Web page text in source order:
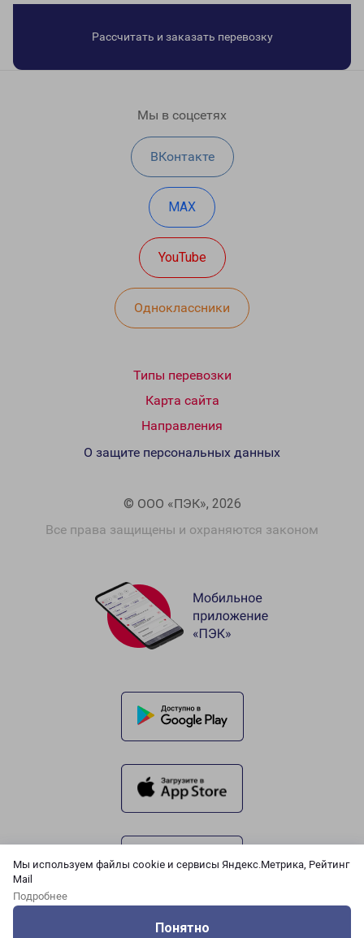
Мы используем файлы cookie и сервисы Яндекс.Метрика, Рейтинг
Mail
Подробнее
Понятно
Рассчитать и заказать перевозку
Мы в соцсетях
ВКонтакте
MAX
YouTube
Одноклассники
Типы перевозки
Карта сайта
Направления
© ООО «ПЭК», 2026
Все права защищены и охраняются законом
О защите персональных данных